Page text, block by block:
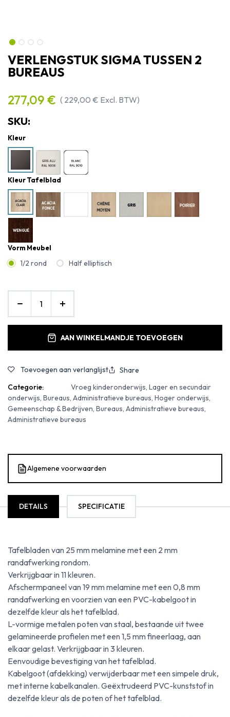
VERLENGSTUK SIGMA TUSSEN 2
BUREAUS
277,09 € ( 229,00 € Excl. BTW)
SKU:
Kleur
Kleur Tafelblad
Vorm Meubel
1/2 rond Half elliptisch
AAN WINKELMANDJE TOEVOEGEN
Toevoegen aan verlanglijst
Share
Categorie:
Vroeg kinderonderwijs, Lager en secundair
onderwijs, Bureaus, Administratieve bureaus, Hoger onderwijs,
Gemeenschap & Bedrijven, Bureaus, Administratieve bureaus,
Administratieve bureaus
Algemene voorwaarden
DETAILS SPECIFICATIE
Tafelbladen van 25 mm melamine met een 2 mm
randafwerking rondom.
Verkrijgbaar in 11 kleuren.
Afschermpaneel van 19 mm melamine met een 0,8 mm
randafwerking en voorzien van een PVC-kabelgoot in
dezelfde kleur als het tafelblad.
L-vormige metalen poten van staal, bestaande uit twee
gelamineerde profielen met een 1,5 mm fineerlaag, aan
elkaar gelast. Verkrijgbaar in 3 kleuren.
Eenvoudige bevestiging van het tafelblad.
Kabelgoot (afdekking) verwijderbaar met een simpele druk,
met interne kabelkanalen. Geëxtrudeerd PVC-kunststof in
dezelfde kleur als de poten of het tafelblad.